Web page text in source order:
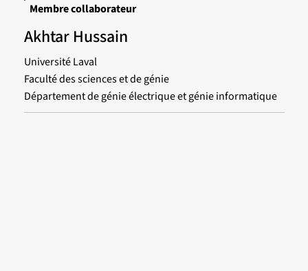
Membre collaborateur
Akhtar Hussain
Université Laval
Faculté des sciences et de génie
Département de génie électrique et génie informatique